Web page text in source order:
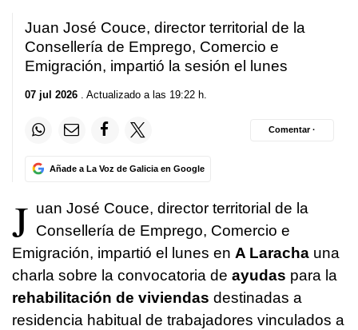
Juan José Couce, director territorial de la
Consellería de Emprego, Comercio e
Emigración, impartió la sesión el lunes
07 jul 2026 . Actualizado a las 19:22 h.
Añade a La Voz de Galicia en Google
Comentar ·
J uan José Couce, director territorial de la
Consellería de Emprego, Comercio e
Emigración, impartió el lunes en A Laracha una
charla sobre la convocatoria de ayudas para la
rehabilitación de viviendas destinadas a
residencia habitual de trabajadores vinculados a